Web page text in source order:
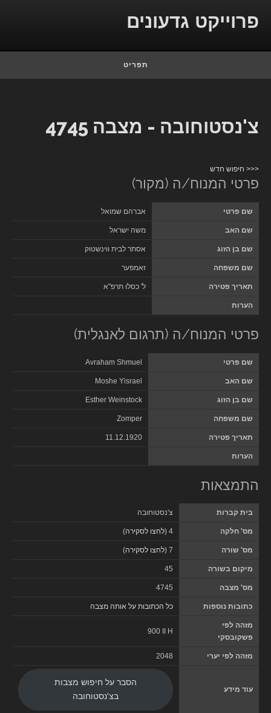
פרוייקט גדעונים
תפריט
צ'נסטוחובה - מצבה 4745
<<< חיפוש חדש
פרטי המנוח/ה (מקור)
שם פרטי אברהם שמואל
שם האב משה ישראל
שם בן הזוג אסתר לבית ווינשטוק
שם משפחה זאמפער
תאריך פטירה ל' כסלו תרפ"א
הערות
פרטי המנוח/ה (תרגום לאנגלית)
שם פרטי Avraham Shmuel
שם האב Moshe Yisrael
שם בן הזוג Esther Weinstock
שם משפחה Zomper
תאריך פטירה 11.12.1920
הערות
התמצאות
בית קברות צ'נסטוחובה
מס' חלקה 4 ( לחצו לסקירה)
מס' שורה 7 ( לחצו לסקירה)
מיקום בשורה 45
מס' מצבה 4745
כתובות נוספות כל הכתובות על אותה מצבה
מזהה לפי
פשקובסקי
900 II H
מזהה לפי יערי 2048
עוד מידע
הסבר על חיפוש מצבות
בצ'נסטוחובה